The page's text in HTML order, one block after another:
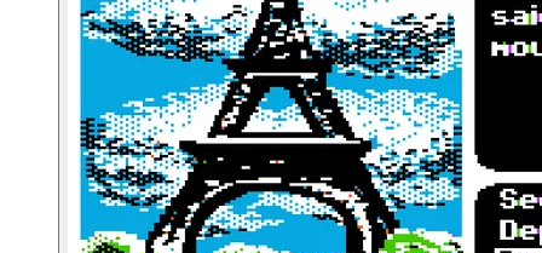
01:15:57 Kooperation mit Starcraft
Apple Galaxian / Alien Rain
01:17:58 Die Schwester Cathy steigt ein
01:18:39 Erweiterung des Portfolios